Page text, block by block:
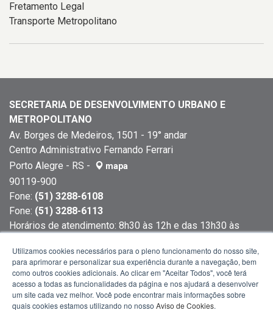
Fretamento Legal
Transporte Metropolitano
SECRETARIA DE DESENVOLVIMENTO URBANO E
METROPOLITANO
Av. Borges de Medeiros, 1501 - 19° andar
Centro Administrativo Fernando Ferrari
Porto Alegre - RS -
mapa
90119-900
Fone: (51) 3288-6108
Fone: (51) 3288-6113
Horários de atendimento: 8h30 às 12h e das 13h30 às
Utilizamos cookies necessários para o pleno funcionamento do nosso site,
para aprimorar e personalizar sua experiência durante a navegação, bem
como outros cookies adicionais. Ao clicar em "Aceitar Todos", você terá
acesso a todas as funcionalidades da página e nos ajudará a desenvolver
um site cada vez melhor. Você pode encontrar mais informações sobre
quais cookies estamos utilizando no nosso Aviso de Cookies.